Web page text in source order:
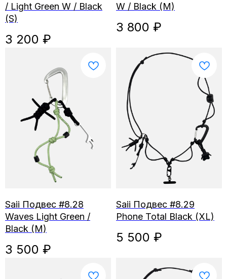
/ Light Green W / Black
(S)
3 200 ₽
W / Black (M)
3 800 ₽
Saii Подвес #8.28
Waves Light Green /
Black (M)
3 500 ₽
Saii Подвес #8.29
Phone Total Black (XL)
5 500 ₽